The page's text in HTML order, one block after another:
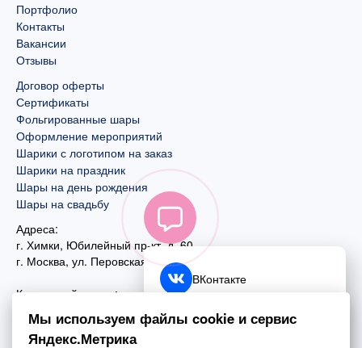
Портфолио
Контакты
Вакансии
Отзывы
Договор оферты
Сертификаты
Фольгированные шары
Оформление мероприятий
Шарики с логотипом на заказ
Шарики на праздник
Шары на день рождения
Шары на свадьбу
Адреса:
г. Химки, Юбилейный пр-кт, д. 60
г. Москва, ул. Перовская, д. 59
Контактный номер:
+7 (495) 970-44-75
ВКонтакте
Telegram
Мы используем файлы cookie и сервис
Яндекс.Метрика